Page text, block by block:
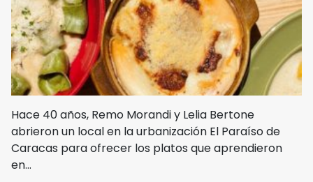
Hace 40 años, Remo Morandi y Lelia Bertone
abrieron un local en la urbanización El Paraíso de
Caracas para ofrecer los platos que aprendieron
en…